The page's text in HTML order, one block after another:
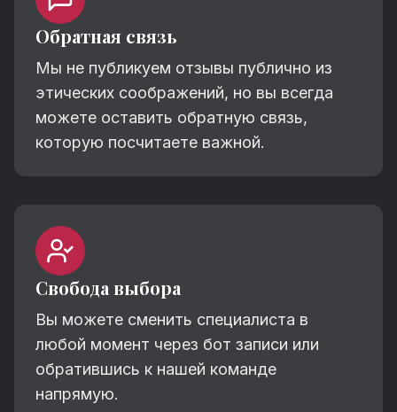
Обратная связь
Мы не публикуем отзывы публично из
этических соображений, но вы всегда
можете оставить обратную связь,
которую посчитаете важной.
Свобода выбора
Вы можете сменить специалиста в
любой момент через бот записи или
обратившись к нашей команде
напрямую.